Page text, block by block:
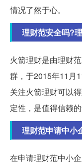
情况了然于心。
理财范安全吗?
火箭理财是由理财
群，于2015年11月
关注火箭理财可以
定性，是值得信赖的
理财范申请中小
在申请理财范中小